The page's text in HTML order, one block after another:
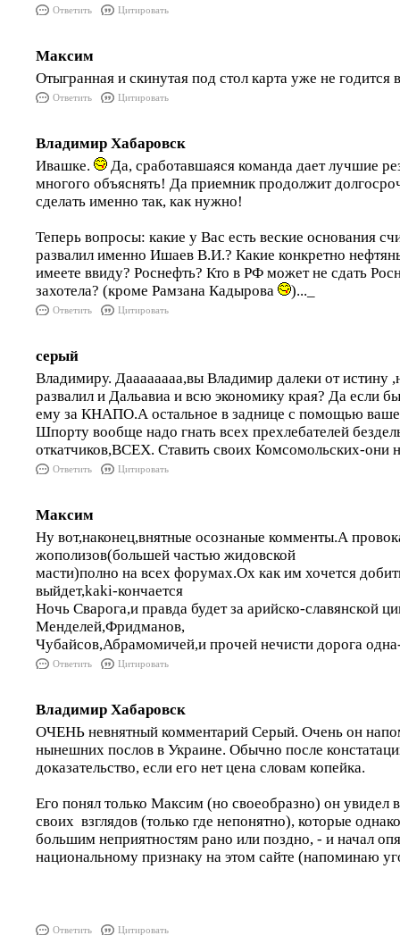
Ответить Цитировать
Максим
Отыгранная и скинутая под стол карта уже не годится
Ответить Цитировать
Владимир Хабаровск
Ивашке.
Да, сработавшаяся команда дает лучшие
многого объяснять! Да приемник продолжит
сделать именно так, как нужно!
Теперь вопросы: какие у Вас есть веские основания
развалил именно Ишаев В.И.? Какие конкретно
имеете ввиду? Роснефть? Кто в РФ может не сдать
захотела? (кроме Рамзана Кадырова
)..._
Ответить Цитировать
серый
Владимиру. Даааааааа,вы Владимир далеки от истину
развалил и Дальавиа и всю экономику края? Да если
ему за КНАПО.А остальное в заднице с помощью
Шпорту вообще надо гнать всех прехлебателей
откатчиков,ВСЕХ. Ставить своих Комсомольских-они
Ответить Цитировать
Максим
Ну вот,наконец,внятные осознаные комменты.А
жополизов(большей частью жидовской
масти)полно на всех форумах.Ох как им хочется
выйдет,kaki-кончается
Ночь Сварога,и правда будет за арийско-славянской
Менделей,Фридманов,
Чубайсов,Абрамомичей,и прочей нечисти дорога
Ответить Цитировать
Владимир Хабаровск
ОЧЕНЬ невнятный комментарий Серый. Очень он
нынешних послов в Украине. Обычно после
доказательство, если его нет цена словам копейка.
Его понял только Максим (но своеобразно) он увидел
своих взглядов (только где непонятно), которые
большим неприятностям рано или поздно, - и начал
национальному признаку на этом сайте (напоминаю
Ответить Цитировать